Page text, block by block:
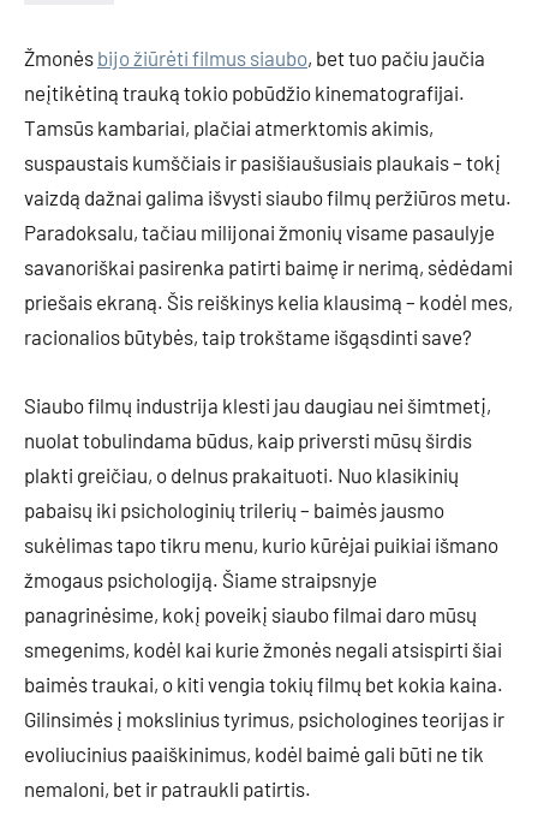
Žmonės bijo žiūrėti filmus siaubo, bet tuo pačiu jaučia
neįtikėtiną trauką tokio pobūdžio kinematografijai.
Tamsūs kambariai, plačiai atmerktomis akimis,
suspaustais kumščiais ir pasišiaušusiais plaukais – tokį
vaizdą dažnai galima išvysti siaubo filmų peržiūros metu.
Paradoksalu, tačiau milijonai žmonių visame pasaulyje
savanoriškai pasirenka patirti baimę ir nerimą, sėdėdami
priešais ekraną. Šis reiškinys kelia klausimą – kodėl mes,
racionalios būtybės, taip trokštame išgąsdinti save?
Siaubo filmų industrija klesti jau daugiau nei šimtmetį,
nuolat tobulindama būdus, kaip priversti mūsų širdis
plakti greičiau, o delnus prakaituoti. Nuo klasikinių
pabaisų iki psichologinių trilerių – baimės jausmo
sukėlimas tapo tikru menu, kurio kūrėjai puikiai išmano
žmogaus psichologiją. Šiame straipsnyje
panagrinėsime, kokį poveikį siaubo filmai daro mūsų
smegenims, kodėl kai kurie žmonės negali atsispirti šiai
baimės traukai, o kiti vengia tokių filmų bet kokia kaina.
Gilinsimės į mokslinius tyrimus, psichologines teorijas ir
evoliucinius paaiškinimus, kodėl baimė gali būti ne tik
nemaloni, bet ir patraukli patirtis.